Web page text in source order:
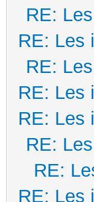
RE:
RE: Les
RE:
RE: Les
RE: Les
RE:
RE:
RE: Les